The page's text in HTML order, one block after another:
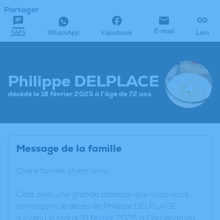
Partager
SMS WhatsApp Facebook E-mail Lien
Philippe DELPLACE
décédé le 18 février 2025 à l'âge de 72 ans
Message de la famille
Chère famille, chers amis,
C’est avec une grande tristesse que nous vous
annonçons le décès de Philippe DELPLACE
survenu le mardi 18 février 2025 à Cornebarrieu.